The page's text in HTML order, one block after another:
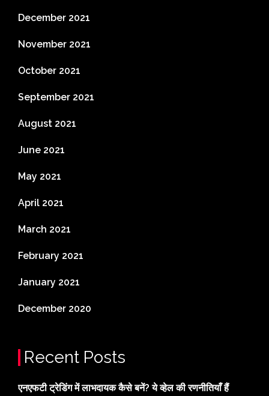
December 2021
November 2021
October 2021
September 2021
August 2021
June 2021
May 2021
April 2021
March 2021
February 2021
January 2021
December 2020
Recent Posts
एनएफटी ट्रेडिंग में लाभदायक कैसे बनें? ये व्हेल की रणनीतियाँ हैं